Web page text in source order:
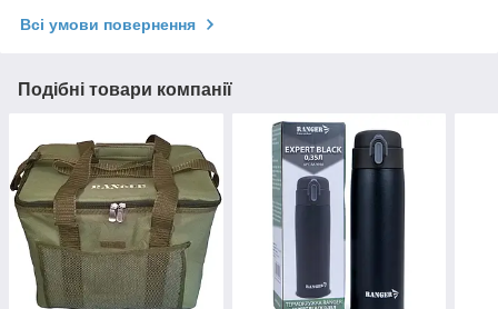
Всі умови повернення
Подібні товари компанії